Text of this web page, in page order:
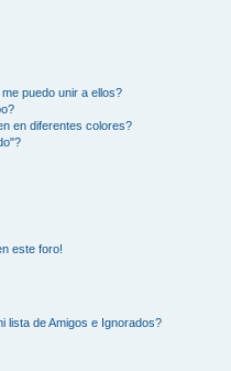
puedo unir a ellos?
en diferentes colores?
este foro!
lista de Amigos e Ignorados?